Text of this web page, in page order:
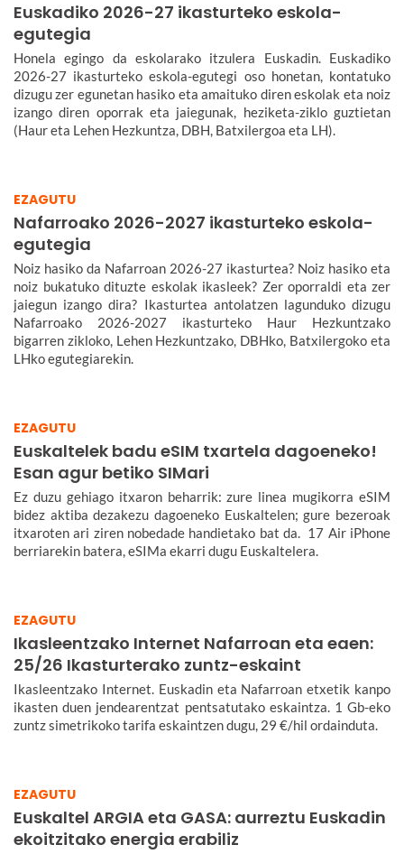
Euskadiko 2026-27 ikasturteko eskola-
egutegia
Honela egingo da eskolarako itzulera Euskadin. Euskadiko
2026-27 ikasturteko eskola-egutegi oso honetan, kontatuko
dizugu zer egunetan hasiko eta amaituko diren eskolak eta noiz
izango diren oporrak eta jaiegunak, heziketa-ziklo guztietan
(Haur eta Lehen Hezkuntza, DBH, Batxilergoa eta LH).
EZAGUTU
Nafarroako 2026-2027 ikasturteko eskola-
egutegia
Noiz hasiko da Nafarroan 2026-27 ikasturtea? Noiz hasiko eta
noiz bukatuko dituzte eskolak ikasleek? Zer oporraldi eta zer
jaiegun izango dira? Ikasturtea antolatzen lagunduko dizugu
Nafarroako 2026-2027 ikasturteko Haur Hezkuntzako
bigarren zikloko, Lehen Hezkuntzako, DBHko, Batxilergoko eta
LHko egutegiarekin.
EZAGUTU
Euskaltelek badu eSIM txartela dagoeneko!
Esan agur betiko SIMari
Ez duzu gehiago itxaron beharrik: zure linea mugikorra eSIM
bidez aktiba dezakezu dagoeneko Euskaltelen; gure bezeroak
itxaroten ari ziren nobedade handietako bat da. 17 Air iPhone
berriarekin batera, eSIMa ekarri dugu Euskaltelera.
EZAGUTU
Ikasleentzako Internet Nafarroan eta eaen:
25/26 Ikasturterako zuntz-eskaint
Ikasleentzako Internet. Euskadin eta Nafarroan etxetik kanpo
ikasten duen jendearentzat pentsatutako eskaintza. 1 Gb-eko
zuntz simetrikoko tarifa eskaintzen dugu, 29 €/hil ordainduta.
EZAGUTU
Euskaltel ARGIA eta GASA: aurreztu Euskadin
ekoitzitako energia erabiliz